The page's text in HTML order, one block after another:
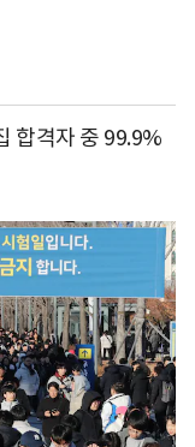
합격자 중 99.9%